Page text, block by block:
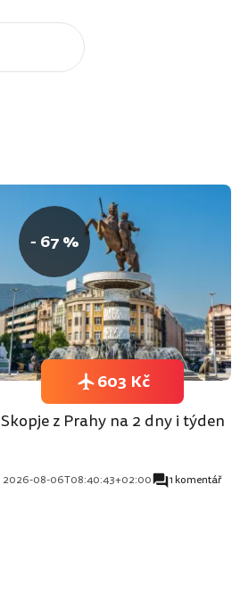
- 67 %
Skopje z Prahy na 2 dny i týden
2026-08-06T08:40:43+02:00 1 komentář
603 Kč